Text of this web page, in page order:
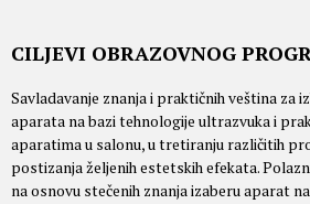
CILJEVI OBRAZOVNOG
Savladavanje znanja i praktičnih veština za
aparata na bazi tehnologije ultrazvuka i
aparatima u salonu, u tretiranju različitih
postizanja željenih estetskih efekata.
na osnovu stečenih znanja izaberu aparat